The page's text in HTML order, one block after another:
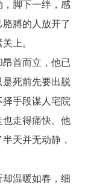
脚下一绊，感
膊的人放开了
上。
首而立，他已
死前先要出脱
手段谋人宅院
走得痛快。他
天并无动静，
温暖如春，细